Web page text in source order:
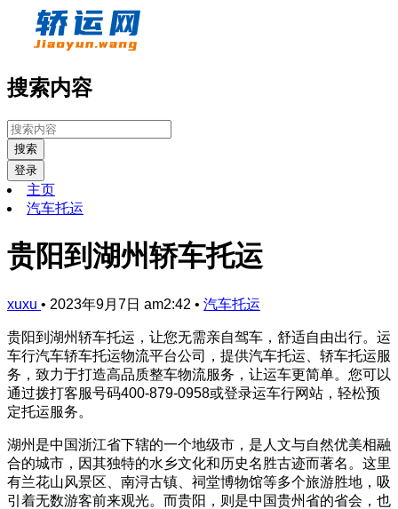
搜索内容
搜索
登录
主页
汽车托运
贵阳到湖州轿车托运
xuxu • 2023年9月7日 am2:42 • 汽车托运
贵阳到湖州轿车托运，让您无需亲自驾车，舒适自由出行。运
车行汽车轿车托运物流平台公司，提供汽车托运、轿车托运服
务，致力于打造高品质整车物流服务，让运车更简单。您可以
通过拨打客服号码400-879-0958或登录运车行网站，轻松预
定托运服务。
湖州是中国浙江省下辖的一个地级市，是人文与自然优美相融
合的城市，因其独特的水乡文化和历史名胜古迹而著名。这里
有兰花山风景区、南浔古镇、祠堂博物馆等多个旅游胜地，吸
引着无数游客前来观光。而贵阳，则是中国贵州省的省会，也